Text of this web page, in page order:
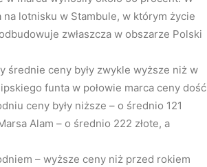
lotnisku w Stambule, w którym życie
zwłaszcza w obszarze Polski
średnie ceny były zwykle wyższe niż w
funta w połowie marca ceny dość
ceny były niższe – o średnio 121
Alam – o średnio 222 złote, a
– wyższe ceny niż przed rokiem